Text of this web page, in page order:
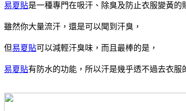
易夏貼是一種專門在吸汗、除臭及防止衣服變黃的
雖然你大量流汗，還是可以聞到汗臭，
但易夏貼可以減輕汗臭味，而且最棒的是，
易夏貼有防水的功能，所以汗是幾乎透不過去衣服